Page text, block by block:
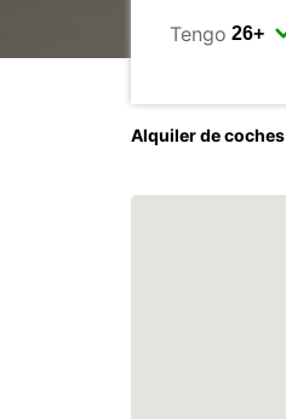
Tengo
Alquiler de coches